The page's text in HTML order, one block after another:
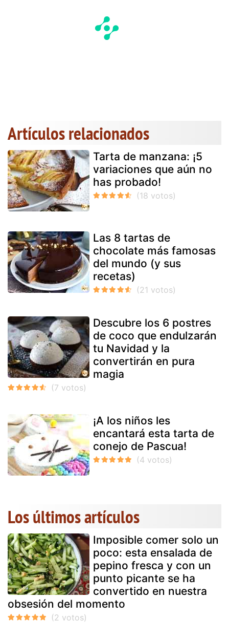
Artículos relacionados
Tarta de manzana: ¡5
variaciones que aún no
has probado!
Las 8 tartas de
chocolate más famosas
del mundo (y sus
recetas)
Descubre los 6 postres
de coco que endulzarán
tu Navidad y la
convertirán en pura
magia
¡A los niños les
encantará esta tarta de
conejo de Pascua!
Los últimos artículos
Imposible comer solo un
poco: esta ensalada de
pepino fresca y con un
punto picante se ha
convertido en nuestra
obsesión del momento